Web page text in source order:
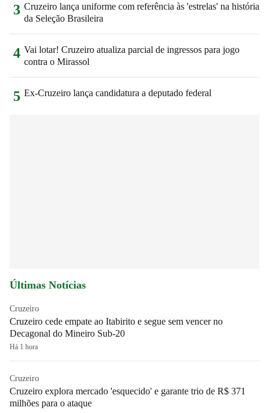
3 Cruzeiro lança uniforme com referência às 'estrelas' na história
da Seleção Brasileira
4 Vai lotar! Cruzeiro atualiza parcial de ingressos para jogo
contra o Mirassol
5 Ex-Cruzeiro lança candidatura a deputado federal
Últimas Notícias
Cruzeiro
Cruzeiro cede empate ao Itabirito e segue sem vencer no
Decagonal do Mineiro Sub-20
Há 1 hora
Cruzeiro
Cruzeiro explora mercado 'esquecido' e garante trio de R$ 371
milhões para o ataque